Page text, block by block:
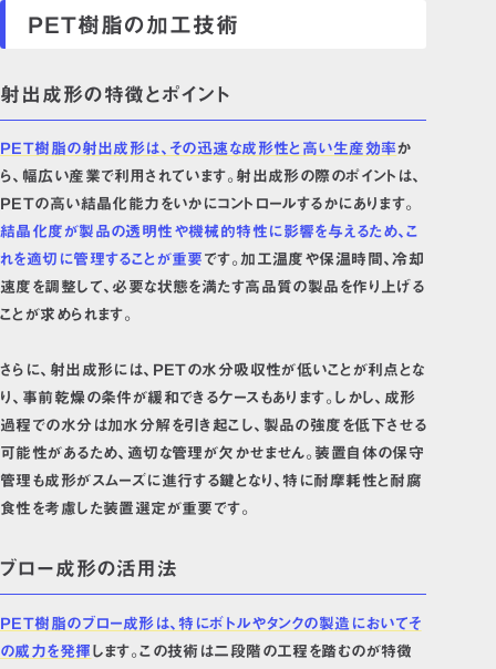
PET樹脂の加工技術
射出成形の特徴とポイント
PET樹脂の射出成形は、その迅速な成形性と高い生産効率か
ら、幅広い産業で利用されています。射出成形の際のポイントは、
PETの高い結晶化能力をいかにコントロールするかにあります。
結晶化度が製品の透明性や機械的特性に影響を与えるため、こ
れを適切に管理することが重要 です。加工温度や保温時間、冷却
速度を調整して、必要な状態を満たす高品質の製品を作り上げる
ことが求められます。
さらに、射出成形には、PETの水分吸収性が低いことが利点とな
り、事前乾燥の条件が緩和できるケースもあります。しかし、成形
過程での水分は加水分解を引き起こし、製品の強度を低下させる
可能性があるため、適切な管理が欠かせません。装置自体の保守
管理も成形がスムーズに進行する鍵となり、特に耐摩耗性と耐腐
食性を考慮した装置選定が重要です。
ブロー成形の活用法
PET樹脂のブロー成形は、特にボトルやタンクの製造においてそ
の威力を発揮 します。この技術は二段階の工程を踏むのが特徴